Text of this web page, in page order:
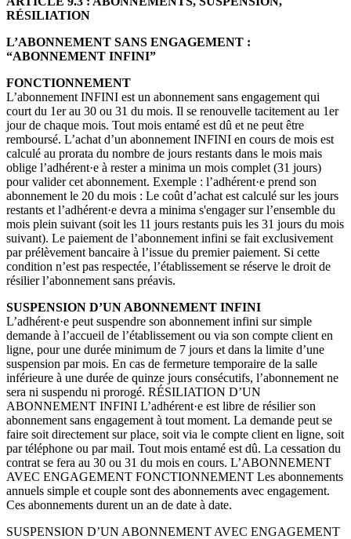
RÉSILIATION
L’ABONNEMENT SANS ENGAGEMENT :
“ABONNEMENT INFINI”
FONCTIONNEMENT
L’abonnement INFINI est un abonnement sans engagement qui
court du 1er au 30 ou 31 du mois. Il se renouvelle tacitement au 1er
jour de chaque mois. Tout mois entamé est dû et ne peut être
remboursé. L’achat d’un abonnement INFINI en cours de mois est
calculé au prorata du nombre de jours restants dans le mois mais
oblige l’adhérent·e à rester a minima un mois complet (31 jours)
pour valider cet abonnement. Exemple : l’adhérent·e prend son
abonnement le 20 du mois : Le coût d’achat est calculé sur les jours
restants et l’adhérent·e devra a minima s'engager sur l’ensemble du
mois plein suivant (soit les 11 jours restants puis les 31 jours du mois
suivant). Le paiement de l’abonnement infini se fait exclusivement
par prélèvement bancaire à l’issue du premier paiement. Si cette
condition n’est pas respectée, l’établissement se réserve le droit de
résilier l’abonnement sans préavis.
SUSPENSION D’UN ABONNEMENT INFINI
L’adhérent·e peut suspendre son abonnement infini sur simple
demande à l’accueil de l’établissement ou via son compte client en
ligne, pour une durée minimum de 7 jours et dans la limite d’une
suspension par mois. En cas de fermeture temporaire de la salle
inférieure à une durée de quinze jours consécutifs, l’abonnement ne
sera ni suspendu ni prorogé. RÉSILIATION D’UN
ABONNEMENT INFINI L’adhérent·e est libre de résilier son
abonnement sans engagement à tout moment. La demande peut se
faire soit directement sur place, soit via le compte client en ligne, soit
par téléphone ou par mail. Tout mois entamé est dû. La cessation du
contrat se fera au 30 ou 31 du mois en cours. L’ABONNEMENT
AVEC ENGAGEMENT FONCTIONNEMENT Les abonnements
annuels simple et couple sont des abonnements avec engagement.
Ces abonnements durent un an de date à date.
SUSPENSION D’UN ABONNEMENT AVEC ENGAGEMENT